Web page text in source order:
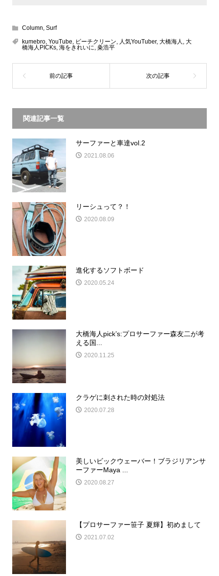
Column, Surf
kumebro, YouTube, ビーチクリーン, 人気YouTuber, 大橋海人 , 大
橋海人PICKs, 海をきれいに, 粂浩平
関連記事一覧
サーファーと車達vol.2
2021.08.06
リーシュって？！
2020.08.09
進化するソフトボード
2020.05.24
大橋海人pick’s:プロサーファー森友二が考
える国...
2020.11.25
クラゲに刺された時の対処法
2020.07.28
美しいビックウェーバー！ブラジリアンサ
ーファーMaya ...
2020.08.27
【プロサーファー笹子 夏輝】初めまして
2021.07.02